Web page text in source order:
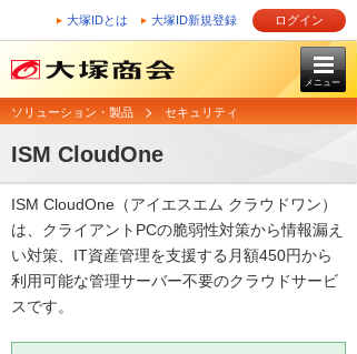
大塚IDとは 大塚ID新規登録 ログイン
メニュー
ソリューション・製品 セキュリティ
ISM CloudOne
ISM CloudOne（アイエスエム クラウドワン）
は、クライアントPCの脆弱性対策から情報漏え
い対策、IT資産管理を支援する月額450円から
利用可能な管理サーバー不要のクラウドサービ
スです。